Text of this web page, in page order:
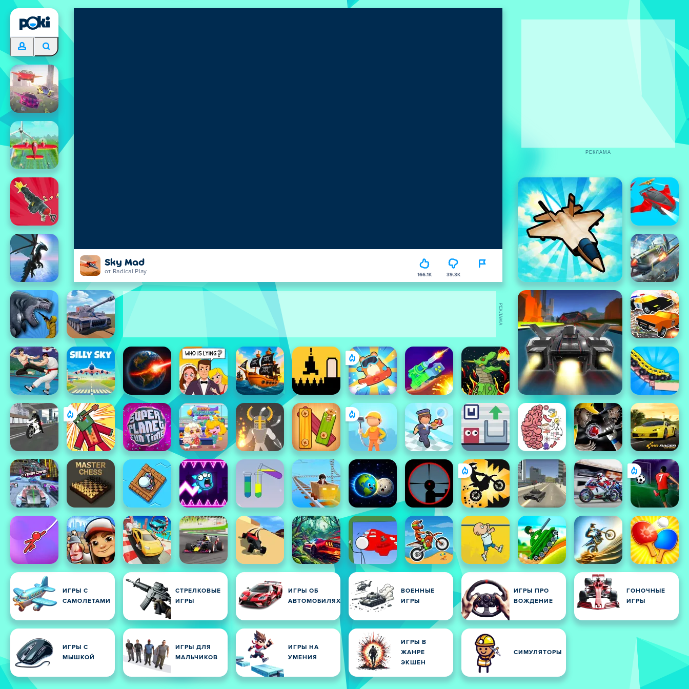
Sky Mad
от Radical Play 166.1K 39.3K
ИГРЫ С
САМОЛЕТАМИ
СТРЕЛКОВЫЕ
ИГРЫ
ИГРЫ ОБ
АВТОМОБИЛЯХ
ВОЕННЫЕ
ИГРЫ
ИГРЫ ПРО
ВОЖДЕНИЕ
ГОНОЧНЫЕ
ИГРЫ
ИГРЫ С
МЫШКОЙ
ИГРЫ ДЛЯ
МАЛЬЧИКОВ
ИГРЫ НА
УМЕНИЯ
ИГРЫ В
ЖАНРЕ
ЭКШЕН
СИМУЛЯТОРЫ
РЕКЛАМА
РЕКЛАМА